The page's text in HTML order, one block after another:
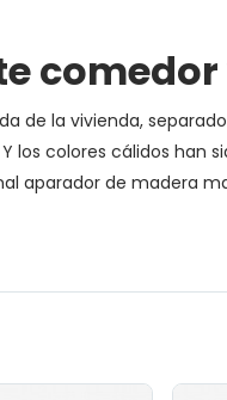
de la vivienda,
colores cálidos han
aparador de madera